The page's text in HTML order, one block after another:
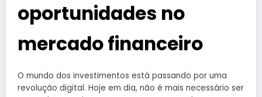
oportunidades no
mercado financeiro
O mundo dos investimentos está passando por uma
revolução digital. Hoje em dia, não é mais necessário ser